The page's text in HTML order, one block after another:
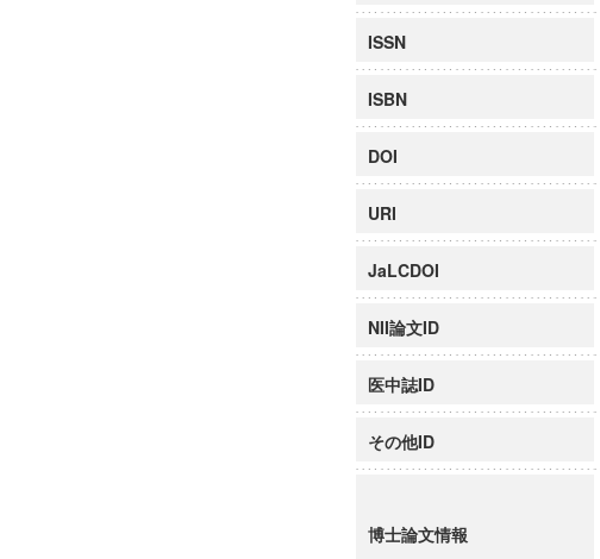
ISSN
ISBN
DOI
URI
JaLCDOI
NII論文ID
医中誌ID
その他ID
博士論文情報